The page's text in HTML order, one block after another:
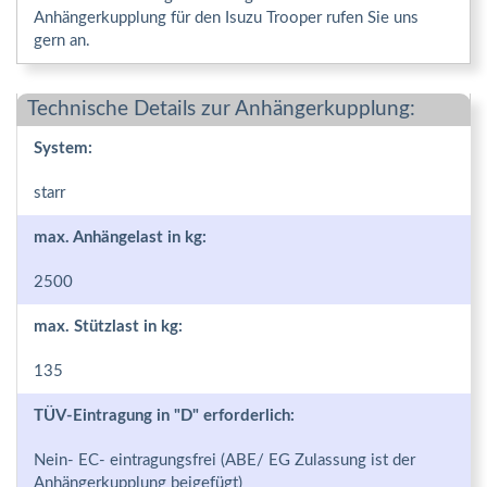
Anhängerkupplung für den Isuzu Trooper rufen Sie uns
gern an.
Technische Details zur Anhängerkupplung:
System:
starr
max. Anhängelast in kg:
2500
max. Stützlast in kg:
135
TÜV-Eintragung in "D" erforderlich:
Nein- EC- eintragungsfrei (ABE/ EG Zulassung ist der
Anhängerkupplung beigefügt)